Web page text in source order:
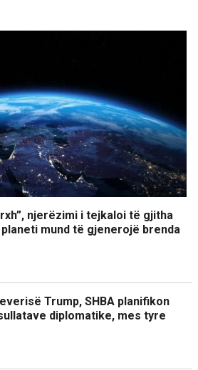
njerëzimi i tejkaloi të gjitha
mund të gjenerojë brenda
Trump, SHBA planifikon
diplomatike, mes tyre